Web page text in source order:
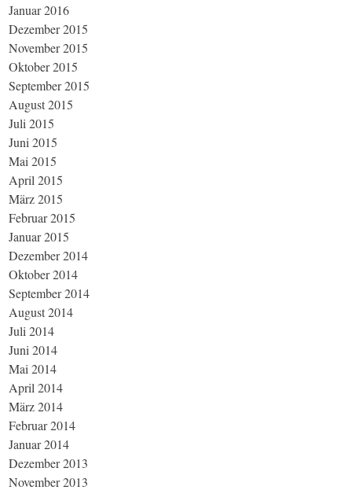
Januar 2016
Dezember 2015
November 2015
Oktober 2015
September 2015
August 2015
Juli 2015
Juni 2015
Mai 2015
April 2015
März 2015
Februar 2015
Januar 2015
Dezember 2014
Oktober 2014
September 2014
August 2014
Juli 2014
Juni 2014
Mai 2014
April 2014
März 2014
Februar 2014
Januar 2014
Dezember 2013
November 2013